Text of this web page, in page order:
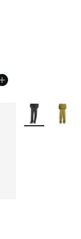
Weitere Farben